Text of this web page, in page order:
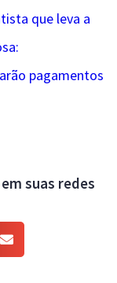
que leva a
pagamentos
suas redes